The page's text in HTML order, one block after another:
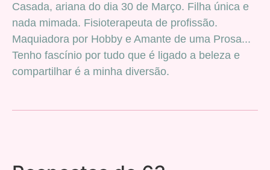
Casada, ariana do dia 30 de Março. Filha única e
nada mimada. Fisioterapeuta de profissão.
Maquiadora por Hobby e Amante de uma Prosa...
Tenho fascínio por tudo que é ligado a beleza e
compartilhar é a minha diversão.